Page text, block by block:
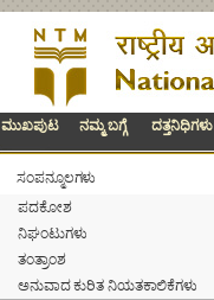
ಮುಖಪುಟ ನಮ್ಮ ಬಗ್ಗೆ ದತ್ತನಿಧಿಗಳು
ಸಂಪನ್ಮೂಲಗಳು
ಪದಕೋಶ
ನಿಘಂಟುಗಳು
ತಂತ್ರಾಂಶ
ಅನುವಾದ ಕುರಿತ ನಿಯತಕಾಲಿಕೆಗಳು